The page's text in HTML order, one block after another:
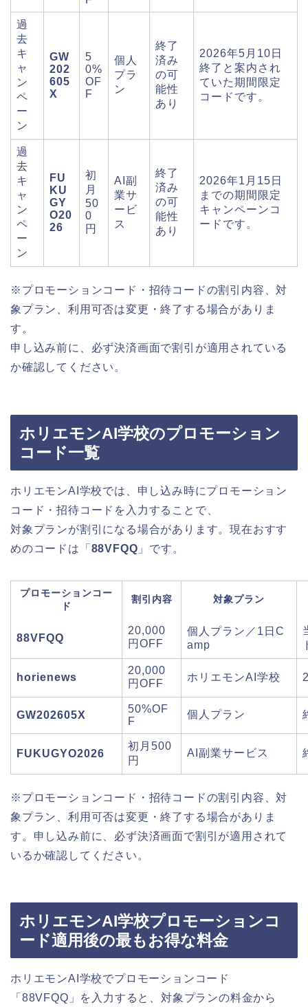
過
去
キ
ャ
ン
ペ
ー
ン
GW
202
605
X
5
0%
OF
F
個人
プラ
ン
終了
済み
の可
能性
あり
2026年5月10日
終了と案内され
ていた期間限定
コードです。
過
去
キ
ャ
ン
ペ
ー
ン
FU
KU
GY
O20
26
初
月
50
0
円
AI副
業サ
ービ
ス
終了
済み
の可
能性
あり
2026年1月15日
までの期間限定
キャンペーンコ
ードです。
※プロモーションコード・招待コードの割引内容、対
象プラン、利用可否は変更・終了する場合がありま
す。
申し込み前に、必ず決済画面で割引が適用されている
か確認してください。
ホリエモンAI学校のプロモーション
コード一覧
ホリエモンAI学校では、申し込み時にプロモーション
コード・招待コードを入力することで、
対象プランが割引になる場合があります。現在おすす
めのコードは「 88VFQQ 」です。
プロモーションコー
ド
割引内容 対象プラン
88VFQQ
20,000
円OFF
個人プラン／1日C
amp
horienews
20,000
円OFF
ホリエモンAI学校
GW202605X
50%OF
F
個人プラン
FUKUGYO2026
初月500
円
AI副業サービス
※プロモーションコード・招待コードの割引内容、対
象プラン、利用可否は変更・終了する場合がありま
す。申し込み前に、必ず決済画面で割引が適用されて
いるか確認してください。
ホリエモンAI学校プロモーションコ
ード適用後の最もお得な料金
ホリエモンAI学校でプロモーションコード
「88VFQQ」を入力すると、対象プランの料金から